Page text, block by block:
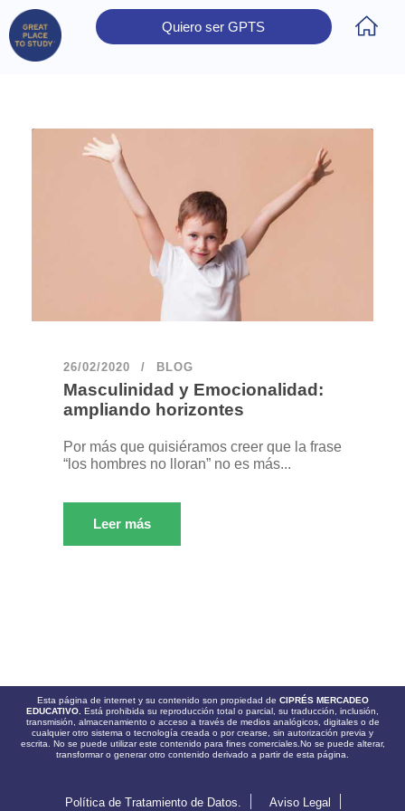
Quiero ser GPTS
26/02/2020 BLOG
Masculinidad y Emocionalidad:
ampliando horizontes
Por más que quisiéramos creer que la frase
“los hombres no lloran” no es más...
Leer más
Esta página de internet y su contenido son propiedad de CIPRÉS MERCADEO
EDUCATIVO. Está prohibida su reproducción total o parcial, su traducción, inclusión,
transmisión, almacenamiento o acceso a través de medios analógicos, digitales o de
cualquier otro sistema o tecnología creada o por crearse, sin autorización previa y
escrita. No se puede utilizar este contenido para fines comerciales.No se puede alterar,
transformar o generar otro contenido derivado a partir de esta página.
Política de Tratamiento de Datos. Aviso Legal